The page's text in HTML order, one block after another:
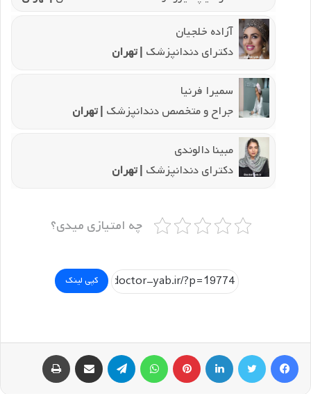
آزاده خلجیان
دکترای دندانپزشک | تهران
سمیرا فرنیا
جراح و متخصص دندانپزشک | تهران
مبینا دالوندی
دکترای دندانپزشک | تهران
چه امتیازی میدی؟
کپی لینک
فیسبوک توییتر لینکداین پینتریست تلگرام اشتراک گذاری با ایمیل